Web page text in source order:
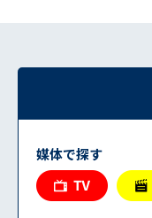
媒体で探す